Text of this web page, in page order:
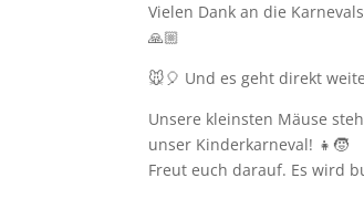
Vielen Dank an die
🙏🏼
🐭🎈 Und es geht direkt
Unsere kleinsten Mäuse
unser Kinderkarneval! 👧🧒
Freut euch darauf. Es wird